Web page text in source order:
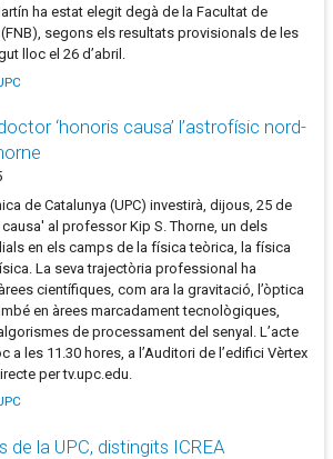
ha estat elegit degà de la Facultat de
segons els resultats provisionals de les
lloc el 26 d’abril.
‘honoris causa’ l’astrofísic nord-
de Catalunya (UPC) investirà, dijous, 25 de
al professor Kip S. Thorne, un dels
en els camps de la física teòrica, la física
La seva trajectòria professional ha
científiques, com ara la gravitació, l’òptica
en àrees marcadament tecnològiques,
de processament del senyal. L’acte
a les 11.30 hores, a l’Auditori de l’edifici Vèrtex
per tv.upc.edu.
de la UPC, distingits ICREA